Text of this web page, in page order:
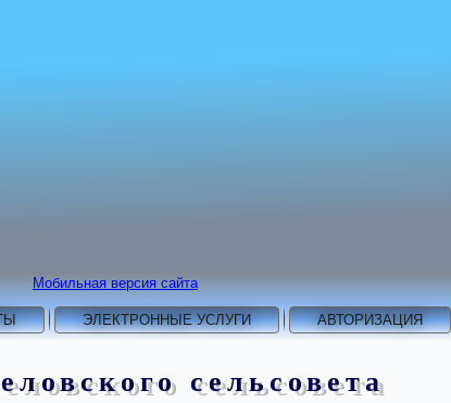
Мобильная версия сайта
ЭЛЕКТРОННЫЕ УСЛУГИ АВТОРИЗАЦИЯ
сельсовета